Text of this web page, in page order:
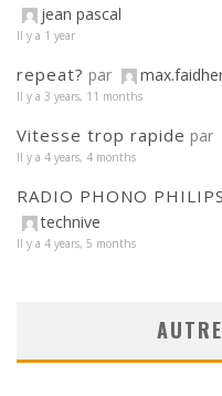
jean pascal
Il y a 1 year
repeat? par
Il y a 3 years, 11 months
Vitesse trop rapide par
Il y a 4 years, 4 months
RADIO PHONO
technive
Il y a 4 years, 5 months